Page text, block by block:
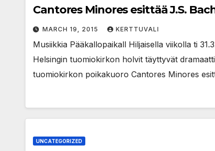
Cantores Minores esittää J.S.
MARCH 19, 2015 KERTTUVALI
Musiikkia Pääkallopaikall Hiljaisella viikolla ti
Helsingin tuomiokirkon holvit täyttyvät
tuomiokirkon poikakuoro Cantores Minores
UNCATEGORIZED